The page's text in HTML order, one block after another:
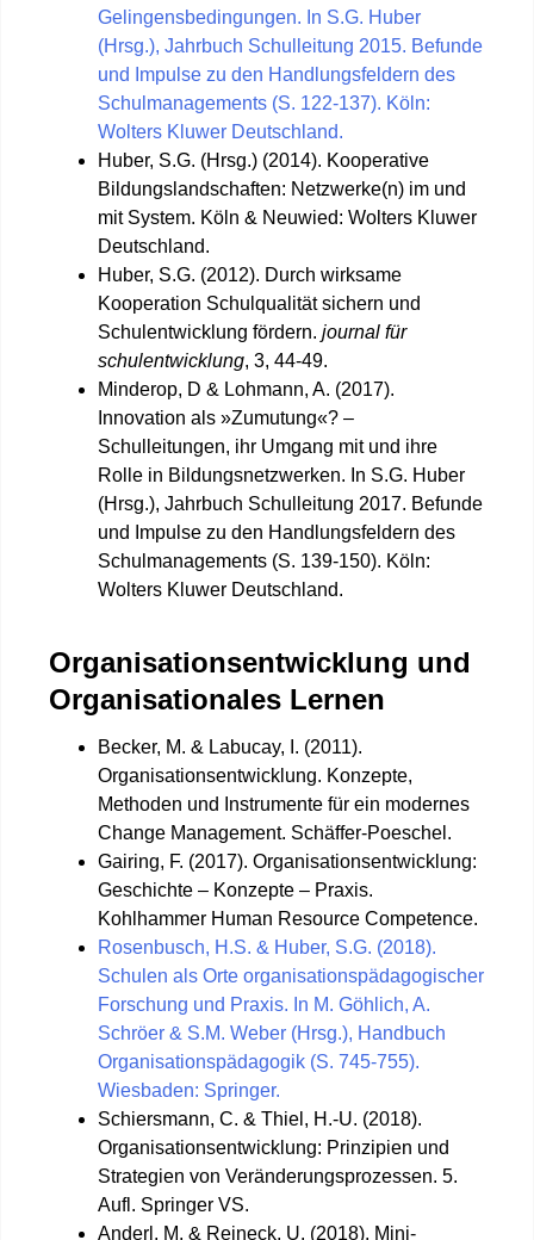
Gelingensbedingungen. In S.G. Huber
(Hrsg.), Jahrbuch Schulleitung 2015. Befunde
und Impulse zu den Handlungsfeldern des
Schulmanagements (S. 122-137). Köln:
Wolters Kluwer Deutschland.
Huber, S.G. (Hrsg.) (2014). Kooperative
Bildungslandschaften: Netzwerke(n) im und
mit System. Köln & Neuwied: Wolters Kluwer
Deutschland.
Huber, S.G. (2012). Durch wirksame
Kooperation Schulqualität sichern und
Schulentwicklung fördern. journal für
schulentwicklung, 3, 44-49.
Minderop, D & Lohmann, A. (2017).
Innovation als »Zumutung«? –
Schulleitungen, ihr Umgang mit und ihre
Rolle in Bildungsnetzwerken. In S.G. Huber
(Hrsg.), Jahrbuch Schulleitung 2017. Befunde
und Impulse zu den Handlungsfeldern des
Schulmanagements (S. 139-150). Köln:
Wolters Kluwer Deutschland.
Organisationsentwicklung und
Organisationales Lernen
Becker, M. & Labucay, I. (2011).
Organisationsentwicklung. Konzepte,
Methoden und Instrumente für ein modernes
Change Management. Schäffer-Poeschel.
Gairing, F. (2017). Organisationsentwicklung:
Geschichte – Konzepte – Praxis.
Kohlhammer Human Resource Competence.
Rosenbusch, H.S. & Huber, S.G. (2018).
Schulen als Orte organisationspädagogischer
Forschung und Praxis. In M. Göhlich, A.
Schröer & S.M. Weber (Hrsg.), Handbuch
Organisationspädagogik (S. 745-755).
Wiesbaden: Springer.
Schiersmann, C. & Thiel, H.-U. (2018).
Organisationsentwicklung: Prinzipien und
Strategien von Veränderungsprozessen. 5.
Aufl. Springer VS.
Anderl, M. & Reineck, U. (2018). Mini-